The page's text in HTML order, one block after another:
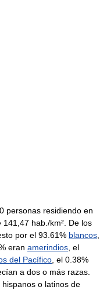
personas residiendo en
141,47 hab./km². De los
por el 93.61% blancos
eran amerindios , el
del Pacífico , el 0.38%
a dos o más razas.
o latinos de